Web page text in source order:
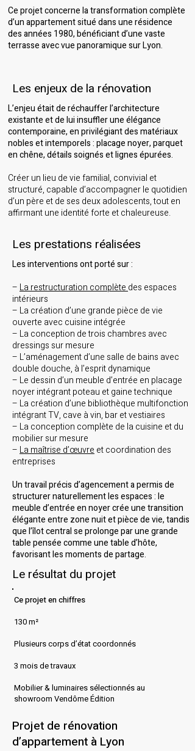
Ce projet concerne la transformation complète
d’un appartement situé dans une résidence
des années 1980, bénéficiant d’une vaste
terrasse avec vue panoramique sur Lyon.
Les enjeux de la rénovation
L’enjeu était de réchauffer l’architecture
existante et de lui insuffler une élégance
contemporaine, en privilégiant des matériaux
nobles et intemporels : placage noyer, parquet
en chêne, détails soignés et lignes épurées.
Créer un lieu de vie familial, convivial et
structuré, capable d’accompagner le quotidien
d’un père et de ses deux adolescents, tout en
affirmant une identité forte et chaleureuse.
Les prestations réalisées
Les interventions ont porté sur :
– La restructuration complète des espaces
intérieurs
– La création d’une grande pièce de vie
ouverte avec cuisine intégrée
– La conception de trois chambres avec
dressings sur mesure
– L’aménagement d’une salle de bains avec
double douche, à l’esprit dynamique
– Le dessin d’un meuble d’entrée en placage
noyer intégrant poteau et gaine technique
– La création d’une bibliothèque multifonction
intégrant TV, cave à vin, bar et vestiaires
– La conception complète de la cuisine et du
mobilier sur mesure
– La maîtrise d’œuvre et coordination des
entreprises
Un travail précis d’agencement a permis de
structurer naturellement les espaces : le
meuble d’entrée en noyer crée une transition
élégante entre zone nuit et pièce de vie, tandis
que l’îlot central se prolonge par une grande
table pensée comme une table d’hôte,
favorisant les moments de partage.
Le résultat du projet
Ce projet en chiffres​
130 m²
Plusieurs corps d’état coordonnés
3 mois de travaux​
Mobilier & luminaires sélectionnés au
showroom Vendôme Édition
Projet de rénovation
d’appartement à Lyon